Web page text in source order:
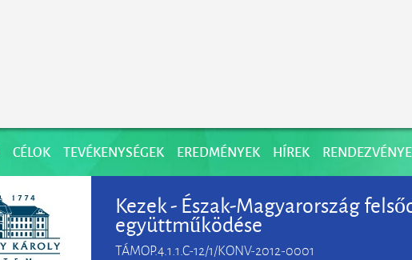
CÉLOK TEVÉKENYSÉGEK EREDMÉNYEK HÍREK
Kezek - Észak-Magyarország
együttműködése
TÁMOP.4.1.1.C-12/1/KONV-2012-0001